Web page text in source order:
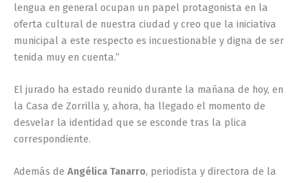
lengua en general ocupan un papel protagonista en la
oferta cultural de nuestra ciudad y creo que la iniciativa
municipal a este respecto es incuestionable y digna de ser
tenida muy en cuenta.”
El jurado ha estado reunido durante la mañana de hoy, en
la Casa de Zorrilla y, ahora, ha llegado el momento de
desvelar la identidad que se esconde tras la plica
correspondiente.
Además de Angélica Tanarro, periodista y directora de la